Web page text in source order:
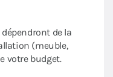
de la
(meuble,
votre budget.